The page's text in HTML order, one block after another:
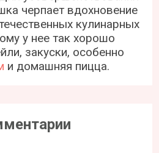
черпает вдохновение
кулинарных
у нее так хорошо
закуски, особенно
и домашняя пицца.